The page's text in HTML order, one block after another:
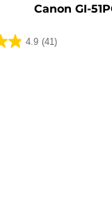
Canon GI-
4.9 (41)